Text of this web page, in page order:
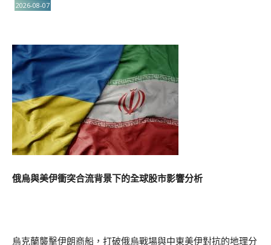
2026-08-07
俄烏與美伊衝突合流背景下的全球股市影響分析
烏克蘭襲擊伊朗商船，打破俄烏戰場與中東美伊對抗的地理分